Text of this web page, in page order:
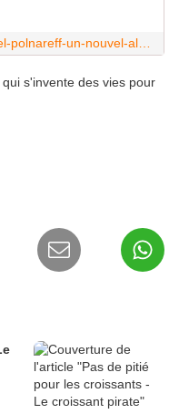
s'invente des vies pour